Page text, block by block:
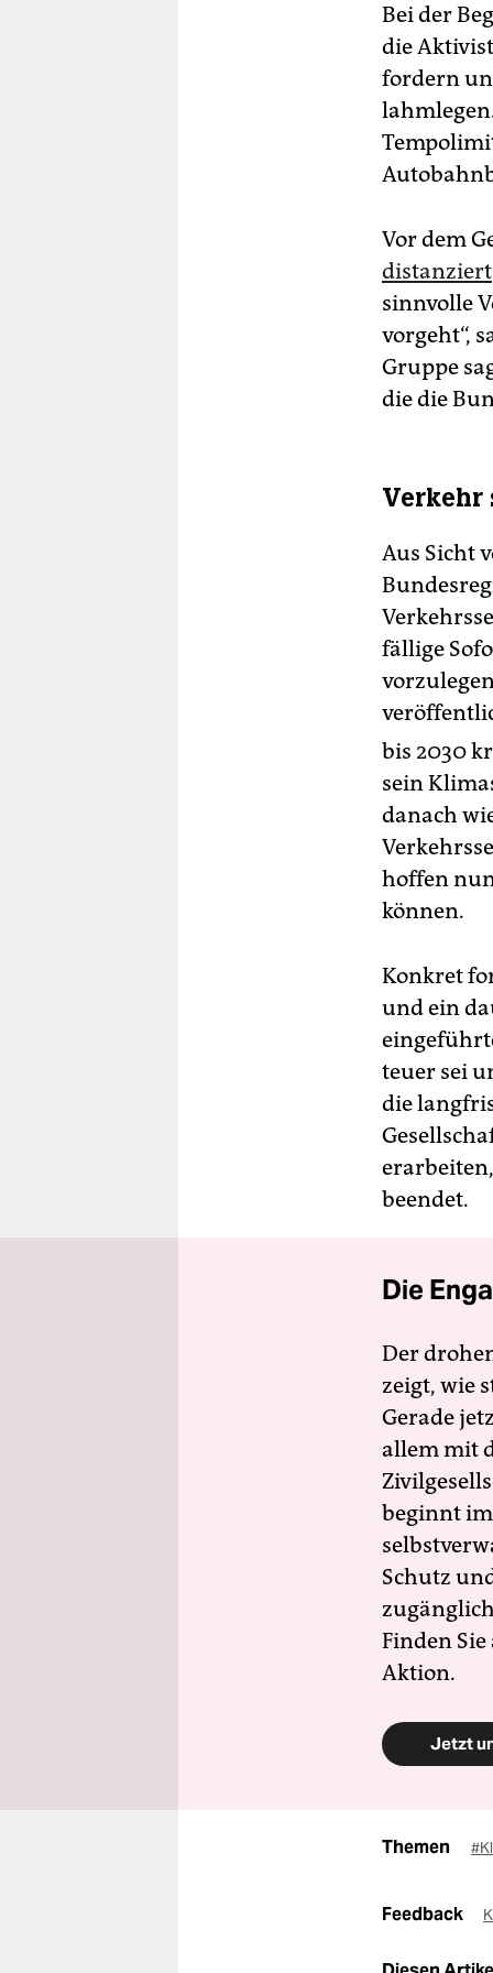
Bei der
die
fordern
Vor dem
distanziert
sinnvolle
vorgeht“,
Gruppe
die die
Verkehr
Aus Sicht
fällige
bis 2030
sein
danach
hoffen
können.
Konkret
und ein
teuer sei
die
beendet.
Die
Der
zeigt, wie
Gerade
allem mit
beginnt
Schutz
Finden
Aktion.
Jetzt
Themen
Feedback